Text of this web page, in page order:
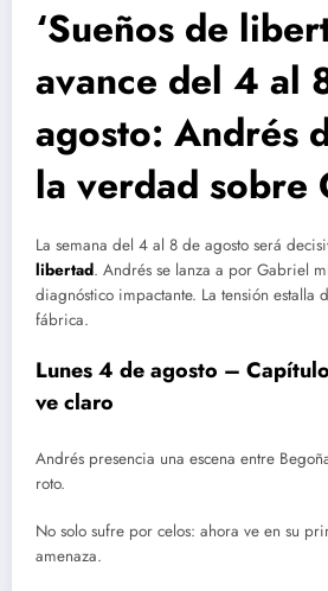
‘Sueños de
avance del 4 al
agosto: Andrés
la verdad sobre
La semana del 4 al 8 de agosto será
libertad. Andrés se lanza a por Gabriel
diagnóstico impactante. La tensión estalla
fábrica.
Lunes 4 de agosto –
ve claro
Andrés presencia una escena entre
roto.
No solo sufre por celos: ahora ve en su
amenaza.